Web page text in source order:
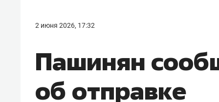
2 июня 2026, 17:32
Пашинян
об отправке
правил, бизнес может
потерять минимум